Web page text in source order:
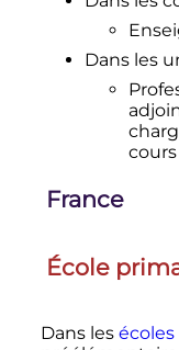
Dans les
cours
France
École
Dans les